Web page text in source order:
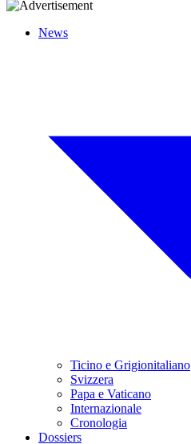
News
Ticino e Grigionitaliano
Svizzera
Papa e Vaticano
Internazionale
Cronologia
Dossiers